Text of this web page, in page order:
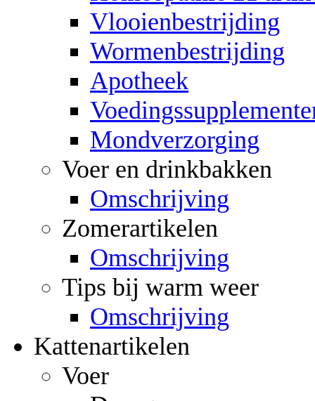
Vlooienbestrijding
Wormenbestrijding
Apotheek
Mondverzorging
Voer en drinkbakken
Omschrijving
Zomerartikelen
Omschrijving
Tips bij warm weer
Omschrijving
Kattenartikelen
Voer